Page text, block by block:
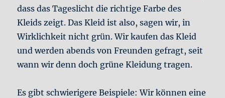
dass das Tageslicht die richtige Farbe des
Kleids zeigt. Das Kleid ist also, sagen wir, in
Wirklichkeit nicht grün. Wir kaufen das Kleid
und werden abends von Freunden gefragt, seit
wann wir denn doch grüne Kleidung tragen.
Es gibt schwierigere Beispiele: Wir können eine